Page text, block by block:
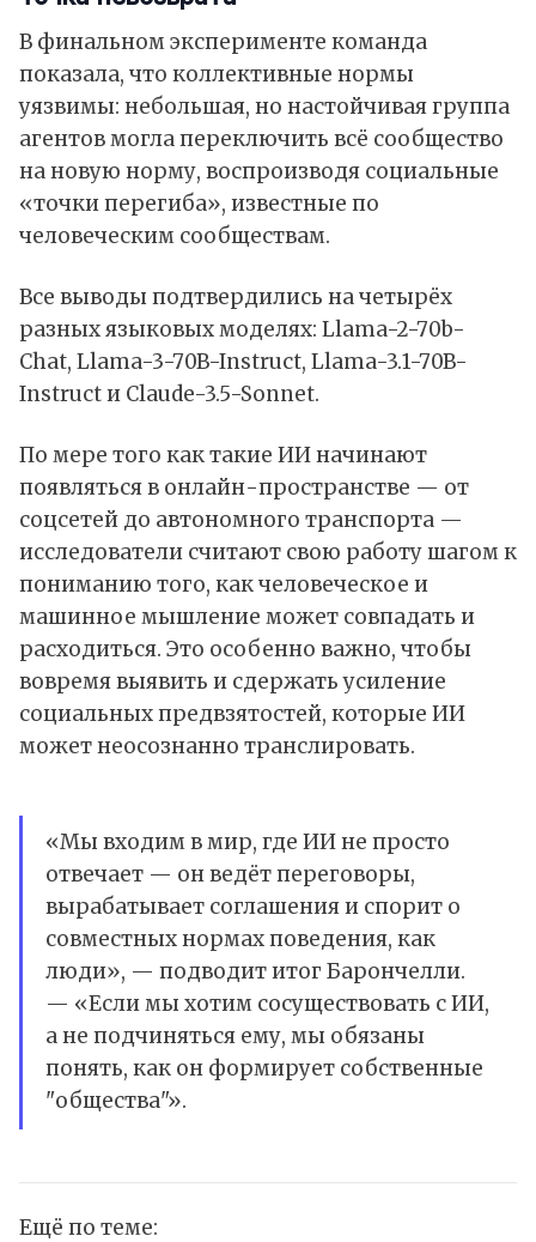
В финальном эксперименте команда
показала, что коллективные нормы
уязвимы: небольшая, но настойчивая группа
агентов могла переключить всё сообщество
на новую норму, воспроизводя социальные
«точки перегиба», известные по
человеческим сообществам.
Все выводы подтвердились на четырёх
разных языковых моделях: Llama-2-70b-
Chat, Llama-3-70B-Instruct, Llama-3.1-70B-
Instruct и Claude-3.5-Sonnet.
По мере того как такие ИИ начинают
появляться в онлайн-пространстве — от
соцсетей до автономного транспорта —
исследователи считают свою работу шагом к
пониманию того, как человеческое и
машинное мышление может совпадать и
расходиться. Это особенно важно, чтобы
вовремя выявить и сдержать усиление
социальных предвзятостей, которые ИИ
может неосознанно транслировать.
«Мы входим в мир, где ИИ не просто
отвечает — он ведёт переговоры,
вырабатывает соглашения и спорит о
совместных нормах поведения, как
люди», — подводит итог Барончелли.
— «Если мы хотим сосуществовать с ИИ,
а не подчиняться ему, мы обязаны
понять, как он формирует собственные
"общества"».
Ещё по теме: